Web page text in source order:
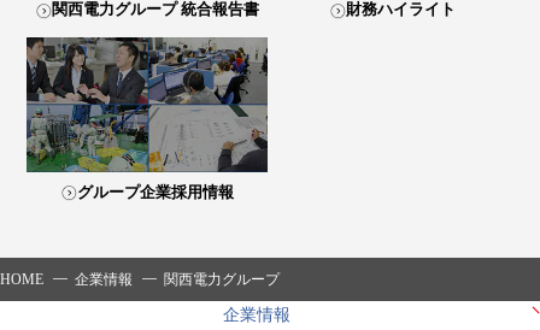
関西電力グループ 統合報告書 財務ハイライト
グループ企業採用情報
HOME 企業情報 関西電力グループ
企業情報